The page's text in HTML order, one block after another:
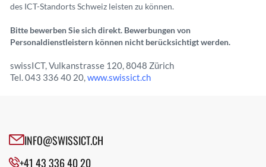
des ICT-Standorts Schweiz leisten zu können.
Bitte bewerben Sie sich direkt. Bewerbungen von
Personaldienstleistern können nicht berücksichtigt werden.
swissICT, Vulkanstrasse 120, 8048 Zürich
Tel. 043 336 40 20,www.swissict.ch
INFO@SWISSICT.CH
+41 43 336 40 20